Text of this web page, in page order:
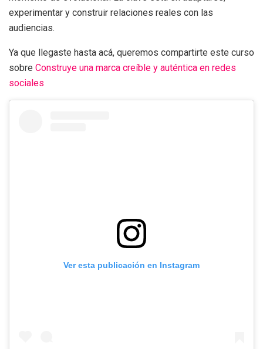
experimentar y construir relaciones reales con las
audiencias.
Ya que llegaste hasta acá, queremos compartirte este curso
sobre Construye una marca creíble y auténtica en redes
sociales
Ver esta publicación en Instagram